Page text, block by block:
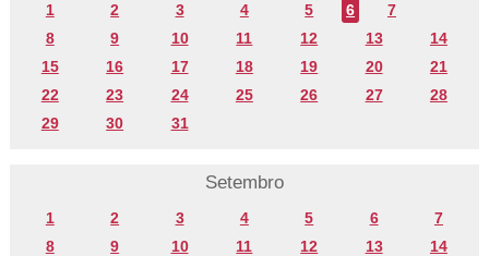
1 2 3 4 5 6
7
8
9 10 11 12 13
14
15
16 17 18 19 20
21
22
23 24 25 26 27
28
29
30 31
Setembro
1 2 3 4 5 6
7
8
9 10 11 12 13
14